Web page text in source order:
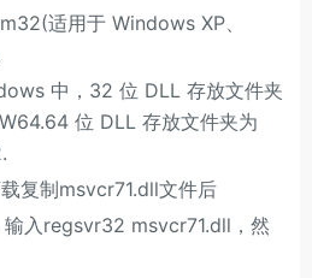
适用于 Windows XP、
中，32 位 DLL 存放文件夹
位 DLL 存放文件夹为
制msvcr71.dll文件后
入regsvr32 msvcr71.dll，然